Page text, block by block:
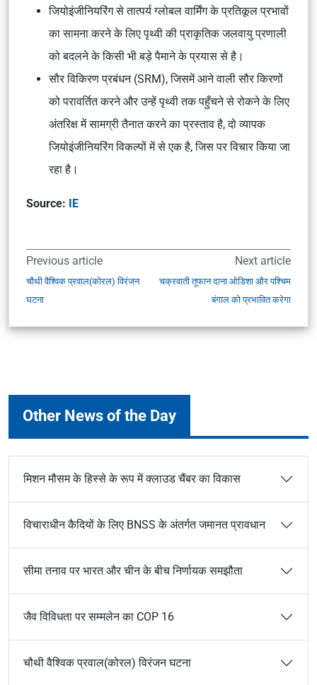
जियोइंजीनियरिंग से तात्पर्य ग्लोबल वार्मिंग के प्रतिकूल प्रभावों
का सामना करने के लिए पृथ्वी की प्राकृतिक जलवायु प्रणाली
को बदलने के किसी भी बड़े पैमाने के प्रयास से है।
सौर विकिरण प्रबंधन (SRM), जिसमें आने वाली सौर किरणों
को परावर्तित करने और उन्हें पृथ्वी तक पहुँचने से रोकने के लिए
अंतरिक्ष में सामग्री तैनात करने का प्रस्ताव है, दो व्यापक
जियोइंजीनियरिंग विकल्पों में से एक है, जिस पर विचार किया जा
रहा है।
Source: IE
Previous article
चौथी वैश्विक प्रवाल(कोरल) विरंजन
घटना
Next article
चक्रवाती तूफान दाना ओडिशा और पश्चिम
बंगाल को प्रभावित करेगा
Other News of the Day
मिशन मौसम के हिस्से के रूप में क्लाउड चैंबर का विकास
विचाराधीन कैदियों के लिए BNSS के अंतर्गत जमानत प्रावधान
सीमा तनाव पर भारत और चीन के बीच निर्णायक समझौता
जैव विविधता पर सम्मलेन का COP 16
चौथी वैश्विक प्रवाल(कोरल) विरंजन घटना